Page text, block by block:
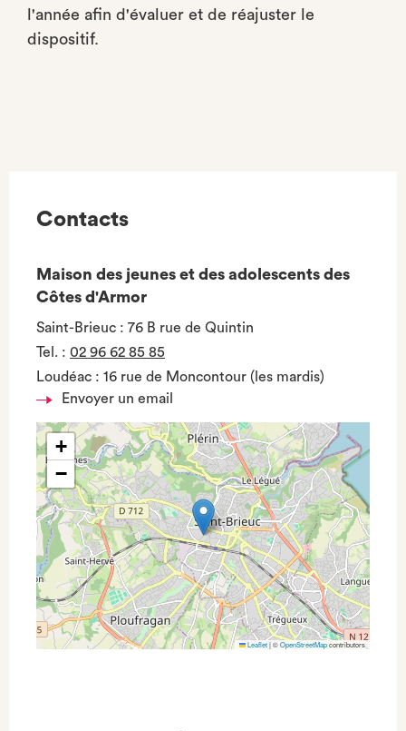
l'année afin d'évaluer et de réajuster le
dispositif.
Contacts
Maison des jeunes et des adolescents des
Côtes d'Armor
Saint-Brieuc : 76 B rue de Quintin
Tel. : 02 96 62 85 85
Loudéac : 16 rue de Moncontour (les mardis)
Envoyer un email
+
−
Leaflet|©OpenStreetMapcontributors